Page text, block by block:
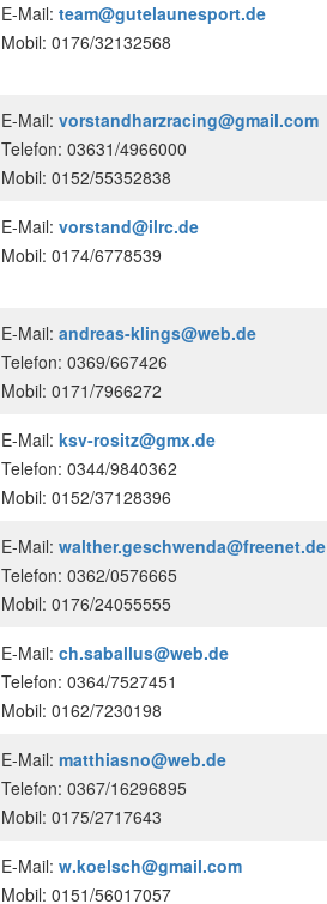
E-Mail: team@gutelaunesport.de
Mobil: 0176/32132568
E-Mail: vorstandharzracing@gmail.com
Telefon: 03631/4966000
Mobil: 0152/55352838
E-Mail: vorstand@ilrc.de
Mobil: 0174/6778539
E-Mail: andreas-klings@web.de
Telefon: 0369/667426
Mobil: 0171/7966272
E-Mail: ksv-rositz@gmx.de
Telefon: 0344/9840362
Mobil: 0152/37128396
E-Mail: walther.geschwenda@freenet.de
Telefon: 0362/0576665
Mobil: 0176/24055555
E-Mail: ch.saballus@web.de
Telefon: 0364/7527451
Mobil: 0162/7230198
E-Mail: matthiasno@web.de
Telefon: 0367/16296895
Mobil: 0175/2717643
E-Mail: w.koelsch@gmail.com
Mobil: 0151/56017057